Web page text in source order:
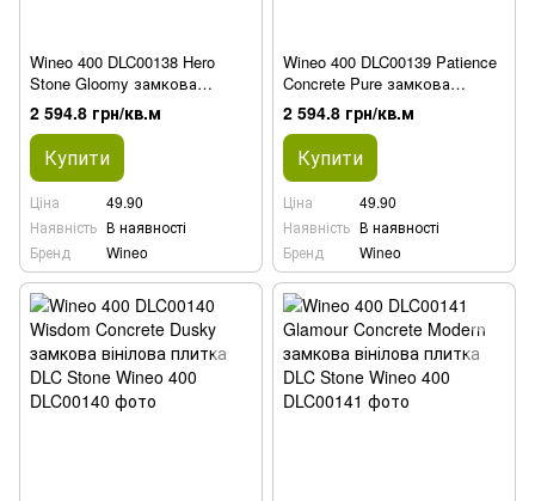
Wineo 400 DLC00138 Hero
Stone Gloomy замкова
вінілова плитка DLC Stone
2 594.8 грн/кв.м
Купити
Ціна
49.90
Наявність В наявності
Бренд
Wineo
Wineo 400 DLC00139 Patience
Concrete Pure замкова
вінілова плитка DLC Stone
2 594.8 грн/кв.м
Купити
Ціна
49.90
Наявність В наявності
Бренд
Wineo